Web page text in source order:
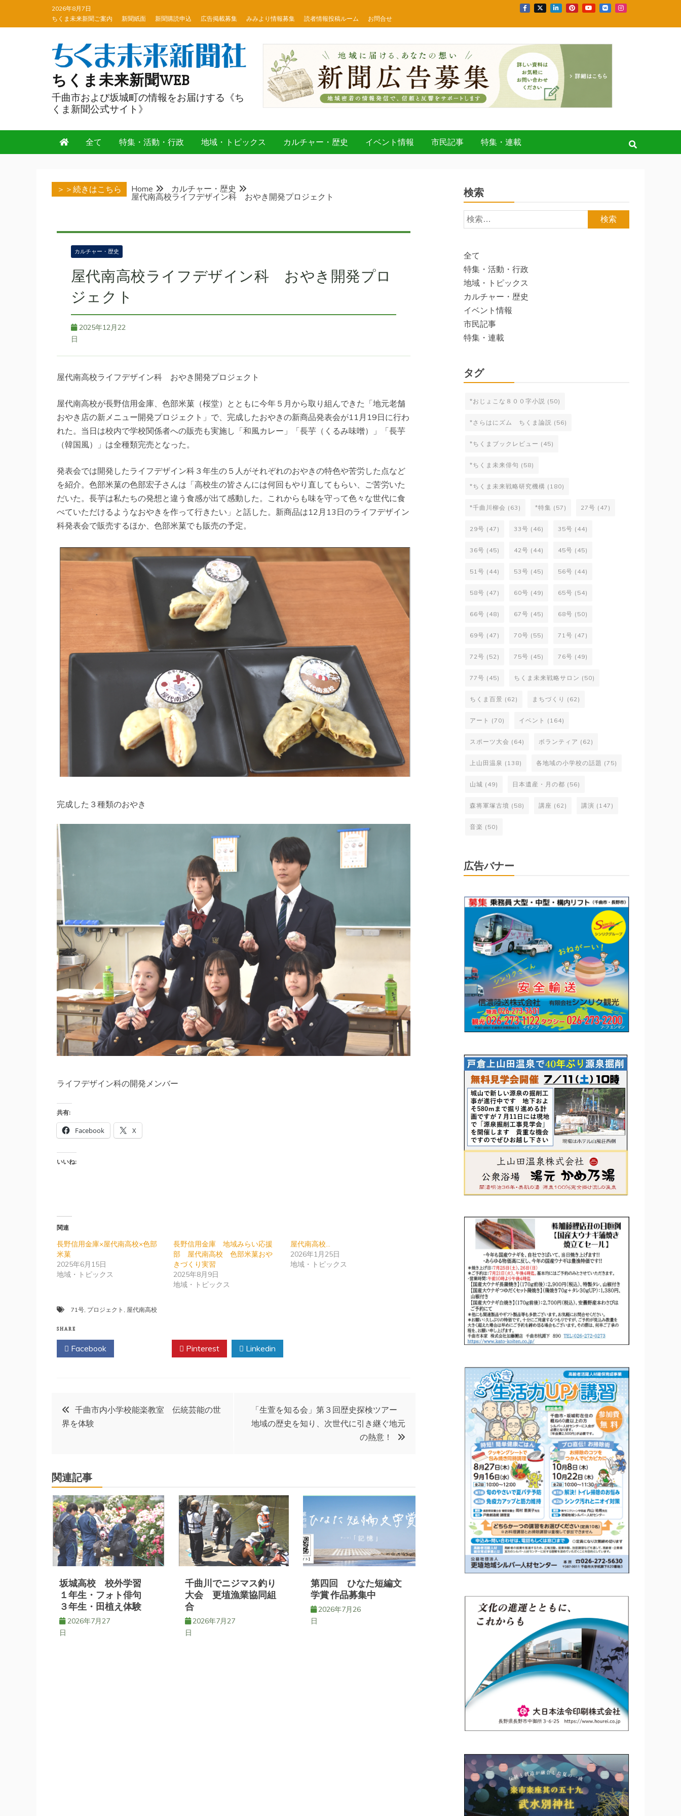
2026年8月7日
ちくま未来新聞ご案内
新聞紙面 新聞購読申込 広告掲載募集 みみより情報募集 読者情報投稿ルーム お問合せ
ちくま未来新聞WEB
千曲市および坂城町の情報をお届けする《ち
くま新聞公式サイト》
全て 特集・活動・行政 地域・トピックス カルチャー・歴史 イベント情報 市民記事 特集・連載
＞＞続きはこちら Home
カルチャー・歴史
屋代南高校ライフデザイン科 おやき開発プロジェクト
カルチャー・歴史
屋代南高校ライフデザイン科 おやき開発プロ
ジェクト
2025年12月22
日
屋代南高校ライフデザイン科 おやき開発プロジェクト
屋代南高校が長野信用金庫、色部米菓（桜堂）とともに今年５月から取り組んできた「地元老舗
おやき店の新メニュー開発プロジェクト」で、完成したおやきの新商品発表会が11月19日に行わ
れた。当日は校内で学校関係者への販売も実施し「和風カレー」「長芋（くるみ味噌）」「長芋
（韓国風）」は全種類完売となった。
発表会では開発したライフデザイン科３年生の５人がそれぞれのおやきの特色や苦労した点など
を紹介。色部米菓の色部宏子さんは「高校生の皆さんには何回もやり直してもらい、ご苦労いた
だいた。長芋は私たちの発想と違う食感が出て感動した。これからも味を守って色々な世代に食
べていただけるようなおやきを作って行きたい」と話した。新商品は12月13日のライフデザイン
科発表会で販売するほか、色部米菓でも販売の予定。
完成した３種類のおやき
ライフデザイン科の開発メンバー
共有:
Facebook X
いいね:
関連
長野信用金庫×屋代南高校×色部
米菓
2025年6月15日
地域・トピックス
長野信用金庫 地域みらい応援
部 屋代南高校 色部米菓おや
きづくり実習
2025年8月9日
地域・トピックス
屋代南高校…
2026年1月25日
地域・トピックス
71号, プロジェクト , 屋代南高校
SHARE
Facebook Pinterest Linkedin
投
稿
ビ
ゲ
ー
シ
ョ
ン
千曲市内小学校能楽教室 伝統芸能の世
界を体験
「生萱を知る会」第３回歴史探検ツアー
地域の歴史を知り、次世代に引き継ぐ地元
の熱意！
関連記事
坂城高校 校外学習
１年生・フォト俳句
３年生・田植え体験
2026年7月27
日
千曲川でニジマス釣り
大会 更埴漁業協同組
合
2026年7月27
日
第四回 ひなた短編文
学賞 作品募集中
2026年7月26
日
検索
検
索:
全て
特集・活動・行政
地域・トピックス
カルチャー・歴史
イベント情報
市民記事
特集・連載
タグ
*おじょこな８００字小説 (50)
*さらはにズム ちくま論説 (56)
*ちくまブックレビュー (45)
*ちくま未来俳句 (58)
*ちくま未来戦略研究機構 (180)
*千曲川柳会 (63) *特集 (57) 27号 (47)
29号 (47) 33号 (46) 35号 (44)
36号 (45) 42号 (44) 45号 (45)
51号 (44) 53号 (45) 56号 (44)
58号 (47) 60号 (49) 65号 (54)
66号 (48) 67号 (45) 68号 (50)
69号 (47) 70号 (55) 71号 (47)
72号 (52) 75号 (45) 76号 (49)
77号 (45) ちくま未来戦略サロン (50)
ちくま百景 (62) まちづくり (62)
アート (70) イベント (164)
スポーツ大会 (64) ボランティア (62)
上山田温泉 (138) 各地域の小学校の話題 (75)
山城 (49) 日本遺産・月の都 (56)
森将軍塚古墳 (58) 講座 (62) 講演 (147)
音楽 (50)
広告バナー